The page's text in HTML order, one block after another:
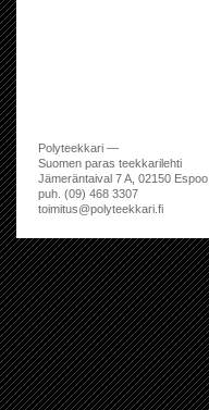
Polyteekkari —
Suomen paras teekkarilehti
Jämeräntaival 7 A, 02150 Espoo,
puh. (09) 468 3307
toimitus@polyteekkari.fi